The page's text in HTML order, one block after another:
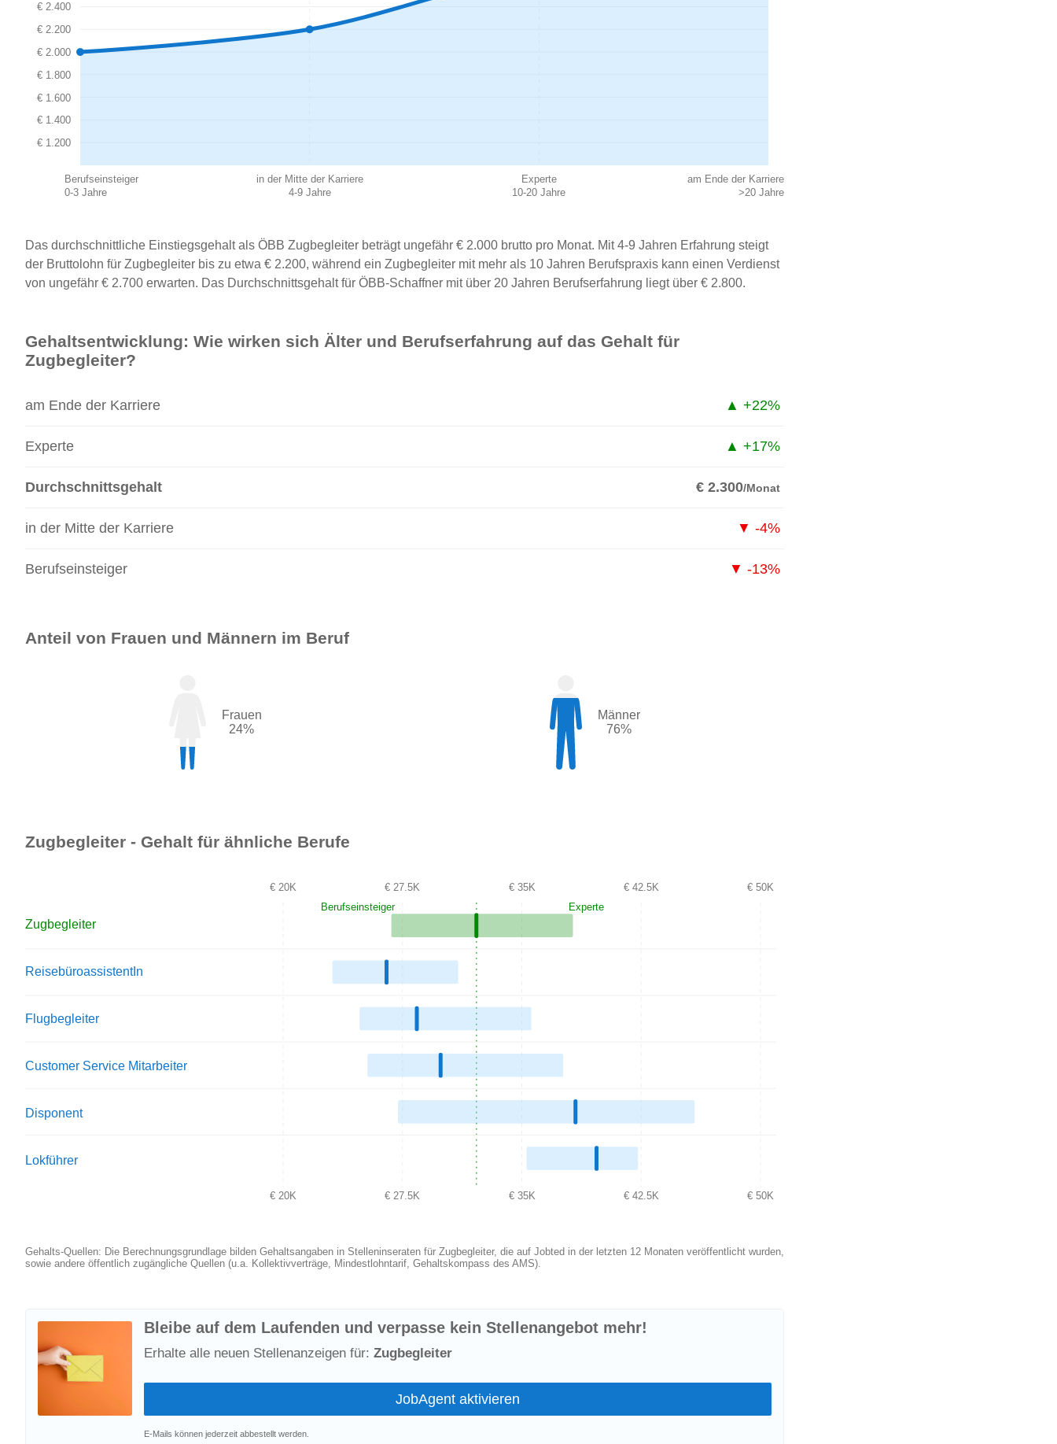
€ 1.200
€ 1.400
€ 1.600
€ 1.800
€ 2.000
€ 2.200
€ 2.400
Berufseinsteiger
0-3 Jahre
in der Mitte der Karriere
4-9 Jahre
Experte
10-20 Jahre
am Ende der Karriere
>20 Jahre
Das durchschnittliche Einstiegsgehalt als ÖBB Zugbegleiter beträgt ungefähr € 2.000 brutto pro Monat. Mit 4-9 Jahren Erfahrung steigt
der Bruttolohn für Zugbegleiter bis zu etwa € 2.200, während ein Zugbegleiter mit mehr als 10 Jahren Berufspraxis kann einen Verdienst
von ungefähr € 2.700 erwarten. Das Durchschnittsgehalt für ÖBB-Schaffner mit über 20 Jahren Berufserfahrung liegt über € 2.800.
Gehaltsentwicklung: Wie wirken sich Älter und Berufserfahrung auf das Gehalt für
Zugbegleiter?
am Ende der Karriere ▲ +22%
Experte ▲ +17%
Durchschnittsgehalt € 2.300/Monat
in der Mitte der Karriere ▼ -4%
Berufseinsteiger ▼ -13%
Anteil von Frauen und Männern im Beruf
Frauen
24%
Männer
76%
Zugbegleiter - Gehalt für ähnliche Berufe
Zugbegleiter
ReisebüroassistentIn
Flugbegleiter
Customer Service Mitarbeiter
Disponent
Lokführer
€ 20K € 27.5K € 35K € 42.5K € 50K
€ 20K € 27.5K € 35K € 42.5K € 50K
Berufseinsteiger Experte
Gehalts-Quellen: Die Berechnungsgrundlage bilden Gehaltsangaben in Stelleninseraten für Zugbegleiter, die auf Jobted in der letzten 12 Monaten veröffentlicht wurden,
sowie andere öffentlich zugängliche Quellen (u.a. Kollektivverträge, Mindestlohntarif, Gehaltskompass des AMS).
Bleibe auf dem Laufenden und verpasse kein Stellenangebot mehr!
Erhalte alle neuen Stellenanzeigen für: Zugbegleiter
E-Mails können jederzeit abbestellt werden.